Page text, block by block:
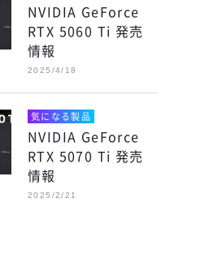
NVIDIA GeForce
RTX 5060 Ti 発売
情報
2025/4/18
気になる製品
NVIDIA GeForce
RTX 5070 Ti 発売
情報
2025/2/21